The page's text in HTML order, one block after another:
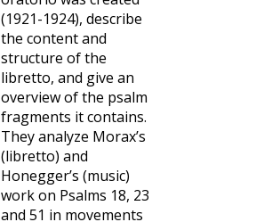
(1921-1924), describe
the content and
structure of the
libretto, and give an
overview of the psalm
fragments it contains.
They analyze Morax’s
(libretto) and
Honegger’s (music)
work on Psalms 18, 23
and 51 in movements